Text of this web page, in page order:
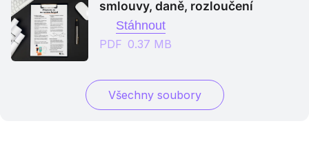
smlouvy, daně, rozloučení
Stáhnout
PDF 0.37 MB
Všechny soubory